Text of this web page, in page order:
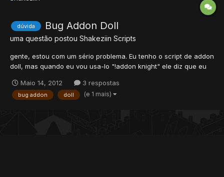
dúvida Bug Addon Doll
uma questão postou Shakeziin Scripts
gente, estou com um sério problema. Eu tenho o script de addon
doll, mas quando eu vou usa-lo "!addon knight" ele diz que eu
account .. alguem pode me ajudar ?
Maio 14, 2012 3 respostas
bug addon doll (e 1 mais)